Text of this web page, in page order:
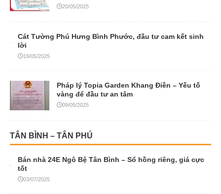
20/05/2025
Cát Tường Phú Hưng Bình Phước, đầu tư cam kết sinh
lời
19/05/2025
Pháp lý Topia Garden Khang Điền – Yếu tố
vàng để đầu tư an tâm
09/05/2025
TÂN BÌNH – TÂN PHÚ
Bán nhà 24E Ngô Bệ Tân Bình – Sổ hồng riêng, giá cực
tốt
03/07/2025